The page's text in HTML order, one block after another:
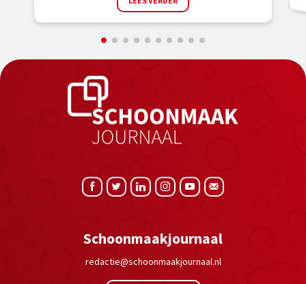
Schoonmaakjournaal
redactie@schoonmaakjournaal.nl